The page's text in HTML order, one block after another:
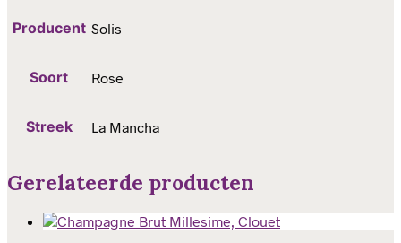
Producent Solis
Soort Rose
Streek La Mancha
Gerelateerde producten